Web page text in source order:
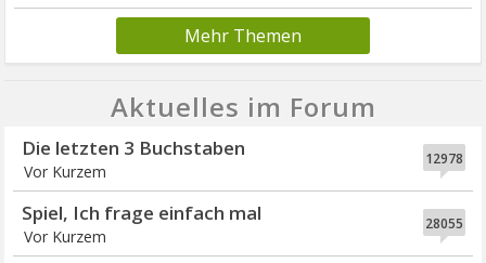
Mehr Themen
Aktuelles im Forum
12978
Die letzten 3 Buchstaben
Vor Kurzem
28055
Spiel, Ich frage einfach mal
Vor Kurzem